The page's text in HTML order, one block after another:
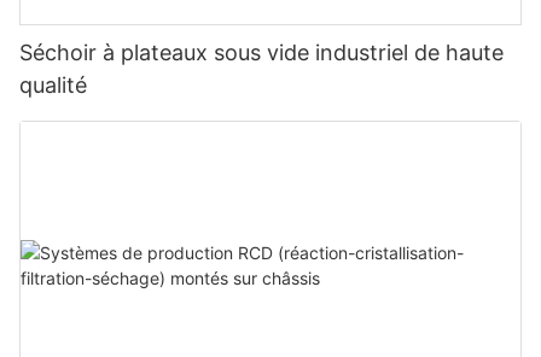
Séchoir à plateaux sous vide industriel de haute
qualité